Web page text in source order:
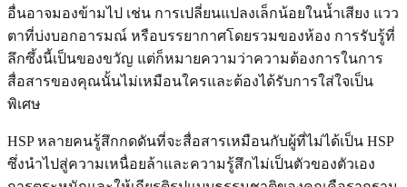
อื่นอาจมองข้ามไป เช่น การเปลี่ยนแปลงเล็กน้อยในน้ำเสียง แวว
ตาที่บ่งบอกอารมณ์ หรือบรรยากาศโดยรวมของห้อง การรับรู้ที่
ลึกซึ้งนี้เป็นของขวัญ แต่ก็หมายความว่าความต้องการในการ
สื่อสารของคุณนั้นไม่เหมือนใครและต้องได้รับการใส่ใจเป็น
พิเศษ
HSP หลายคนรู้สึกกดดันที่จะสื่อสารเหมือนกับผู้ที่ไม่ได้เป็น HSP
ซึ่งนำไปสู่ความเหนื่อยล้าและความรู้สึกไม่เป็นตัวของตัวเอง